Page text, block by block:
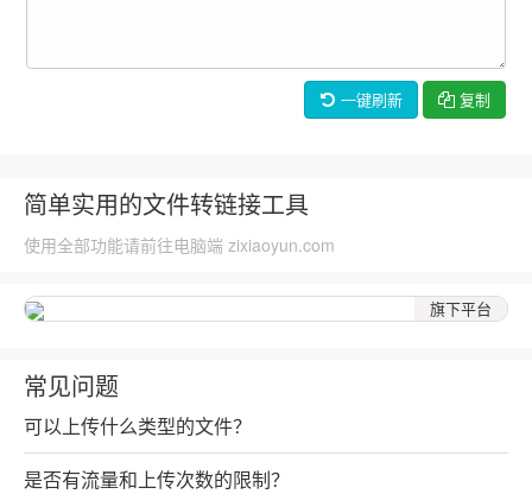
一键刷新 复制
简单实用的文件转链接工具
使用全部功能请前往电脑端 zixiaoyun.com
旗下平台
常见问题
可以上传什么类型的文件？
是否有流量和上传次数的限制？